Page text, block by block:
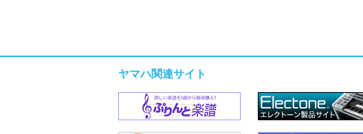
ヤマハ関連サイト